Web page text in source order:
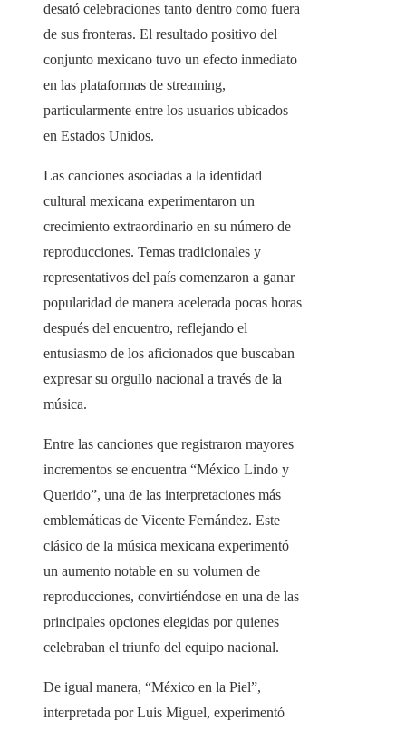
desató celebraciones tanto dentro como fuera
de sus fronteras. El resultado positivo del
conjunto mexicano tuvo un efecto inmediato
en las plataformas de streaming,
particularmente entre los usuarios ubicados
en Estados Unidos.
Las canciones asociadas a la identidad
cultural mexicana experimentaron un
crecimiento extraordinario en su número de
reproducciones. Temas tradicionales y
representativos del país comenzaron a ganar
popularidad de manera acelerada pocas horas
después del encuentro, reflejando el
entusiasmo de los aficionados que buscaban
expresar su orgullo nacional a través de la
música.
Entre las canciones que registraron mayores
incrementos se encuentra “México Lindo y
Querido”, una de las interpretaciones más
emblemáticas de Vicente Fernández. Este
clásico de la música mexicana experimentó
un aumento notable en su volumen de
reproducciones, convirtiéndose en una de las
principales opciones elegidas por quienes
celebraban el triunfo del equipo nacional.
De igual manera, “México en la Piel”,
interpretada por Luis Miguel, experimentó